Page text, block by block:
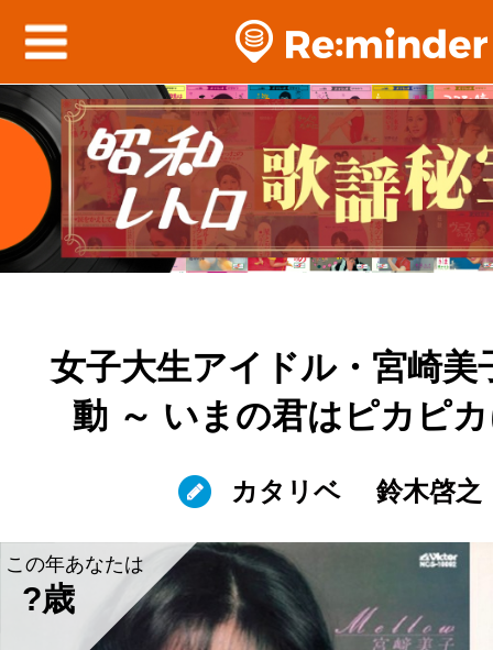
女子大生アイドル・宮崎美
動 ～ いまの君はピカピ
カタリベ 鈴木啓之
この年あなたは
?歳